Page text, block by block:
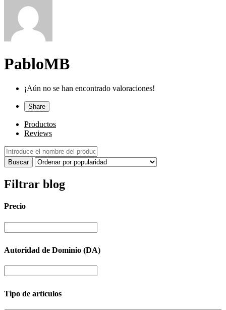
PabloMB
¡Aún no se han encontrado valoraciones!
Share
Productos
Reviews
Filtrar blog
Precio
Autoridad de Dominio (DA)
Tipo de artículos